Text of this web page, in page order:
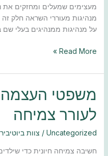
מעצימים שמעלים ומחזקים את
מנהיגות מעוררי השראה חלק
על מנהיגות ממנהיגים בעלי
Read More »
משפטי העצמה
לעורר צמיחה
Uncategorized
/ צוות
חשיבה צמיחה חיונית כדי
משפטי
העצמה
לילדים
כדי
לעורר